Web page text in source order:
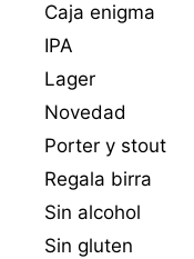
Caja enigma
IPA
Lager
Novedad
Porter y stout
Regala birra
Sin alcohol
Sin gluten